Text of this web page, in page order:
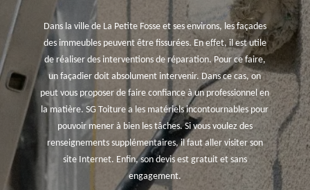
Dans la ville de La Petite Fosse et ses environs, les façades
des immeubles peuvent être fissurées. En effet, il est utile
de réaliser des interventions de réparation. Pour ce faire,
un façadier doit absolument intervenir. Dans ce cas, on
peut vous proposer de faire confiance à un professionnel en
la matière. SG Toiture a les matériels incontournables pour
pouvoir mener à bien les tâches. Si vous voulez des
renseignements supplémentaires, il faut aller visiter son
site Internet. Enfin, son devis est gratuit et sans
engagement.